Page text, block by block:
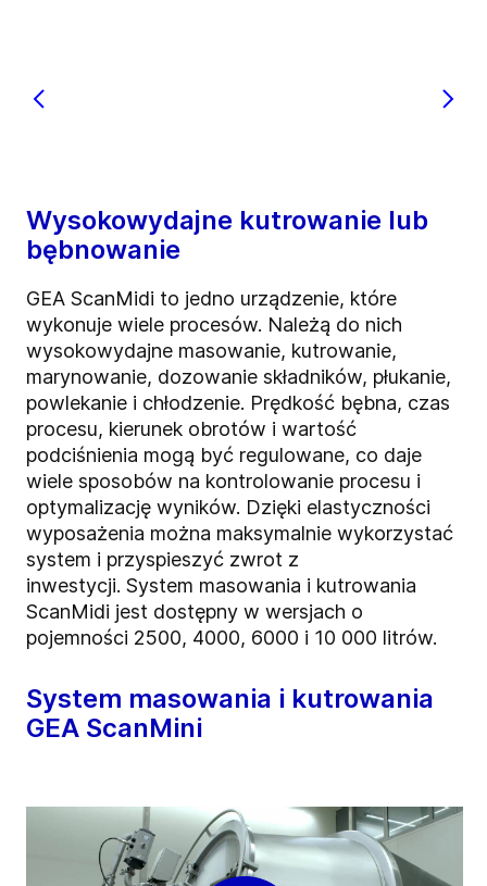
Wysokowydajne kutrowanie lub
bębnowanie
GEA ScanMidi to jedno urządzenie, które
wykonuje wiele procesów. Należą do nich
wysokowydajne masowanie, kutrowanie,
marynowanie, dozowanie składników, płukanie,
powlekanie i chłodzenie. Prędkość bębna, czas
procesu, kierunek obrotów i wartość
podciśnienia mogą być regulowane, co daje
wiele sposobów na kontrolowanie procesu i
optymalizację wyników. Dzięki elastyczności
wyposażenia można maksymalnie wykorzystać
system i przyspieszyć zwrot z
inwestycji. System masowania i kutrowania
ScanMidi jest dostępny w wersjach o
pojemności 2500, 4000, 6000 i 10 000 litrów.
System masowania i kutrowania
GEA ScanMini